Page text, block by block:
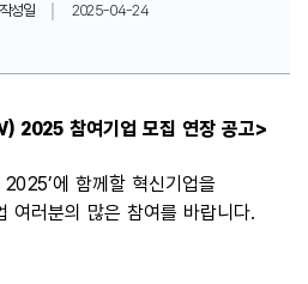
작성일
2025-04-24
2025 참여기업 모집 연장 공고>
에 함께할 혁신기업을
여러분의 많은 참여를 바랍니다.